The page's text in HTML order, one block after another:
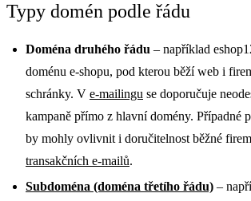
Typy domén podle řádu
Doména druhého řádu – například
doménu e-shopu, pod kterou běží web i
schránky. V e-mailingu se doporučuje
kampaně přímo z hlavní domény. Případné
by mohly ovlivnit i doručitelnost běžné
transakčních e-mailů.
Subdoména (doména třetího řádu) –